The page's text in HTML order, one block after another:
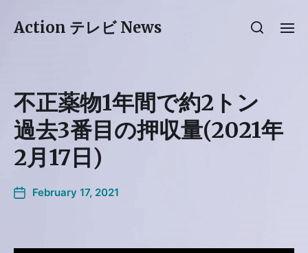
Action テレビ News
不正薬物1年間で約2トン
過去3番目の押収量(2021年
2月17日)
February 17, 2021